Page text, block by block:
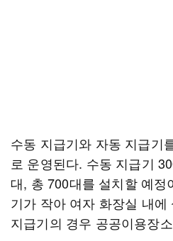
수동 지급기와 자동 지급기
로 운영된다. 수동 지급기
대, 총 700대를 설치할 예정
기가 작아 여자 화장실 내
지급기의 경우 공공이용장